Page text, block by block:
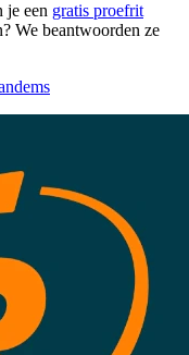
je een gratis proefrit
We beantwoorden ze